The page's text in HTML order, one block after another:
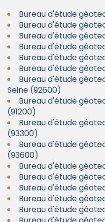
Bureau d'étude
Bureau d'étude
Bureau d'étude
Bureau d'étude
Bureau d'étude
Bureau d'étude
Bureau d'étude
Seine (92600)
Bureau d'étude
(91200)
Bureau d'étude
(93300)
Bureau d'étude
(93600)
Bureau d'étude
Bureau d'étude
Bureau d'étude
Bureau d'étude
Bureau d'étude